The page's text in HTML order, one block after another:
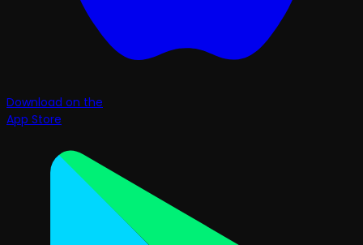
Download on the
App Store